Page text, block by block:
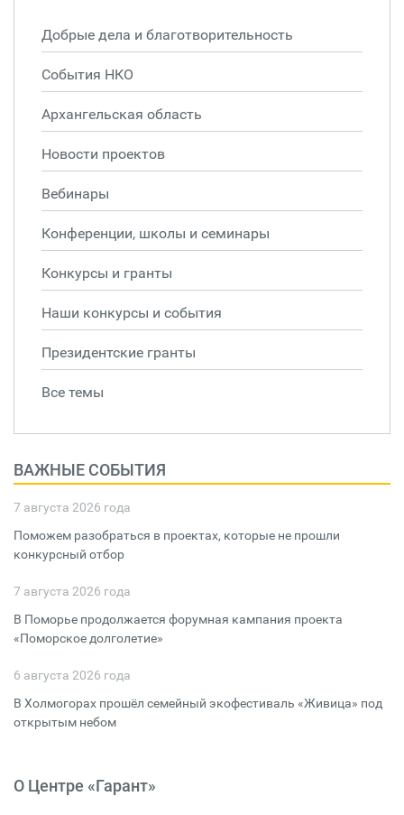
Добрые дела и благотворительность
События НКО
Архангельская область
Новости проектов
Вебинары
Конференции, школы и семинары
Конкурсы и гранты
Наши конкурсы и события
Президентские гранты
Все темы
ВАЖНЫЕ СОБЫТИЯ
7 августа 2026 года
Поможем разобраться в проектах, которые не прошли
конкурсный отбор
7 августа 2026 года
В Поморье продолжается форумная кампания проекта
«Поморское долголетие»
6 августа 2026 года
В Холмогорах прошёл семейный экофестиваль «Живица» под
открытым небом
О Центре «Гарант»